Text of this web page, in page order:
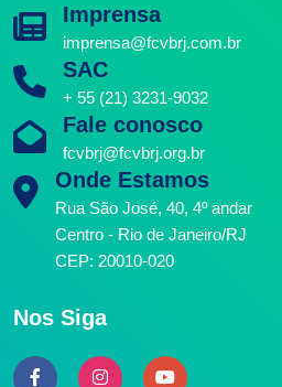
Imprensa
imprensa@fcvbrj.com.br
SAC
+ 55 (21) 3231-9032
Fale conosco
fcvbrj@fcvbrj.org.br
Onde Estamos
Rua São José, 40, 4º andar
Centro - Rio de Janeiro/RJ
CEP: 20010-020
Nos Siga